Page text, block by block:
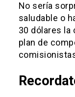
No sería
saludable o
30 dólares la
plan de